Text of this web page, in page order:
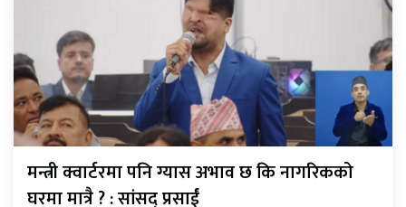
मन्त्री क्वार्टरमा पनि ग्यास अभाव छ कि नागरिकको
घरमा मात्रै ? : सांसद् प्रसाईं